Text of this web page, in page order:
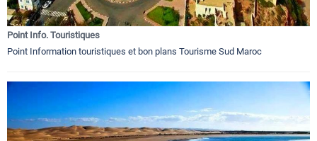
Point Info. Touristiques
Point Information touristiques et bon plans Tourisme Sud Maroc